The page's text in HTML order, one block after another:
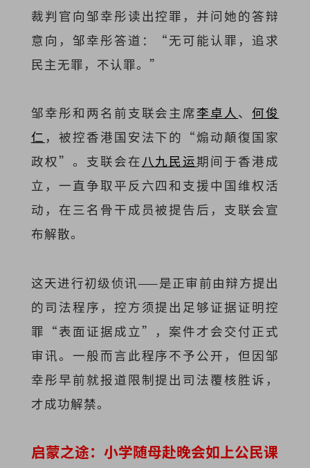
裁判官向邹幸彤读出控罪，并问她的答辩
意向，邹幸彤答道：“无可能认罪，追求
民主无罪，不认罪。”
邹幸彤和两名前支联会主席李卓人、何俊
仁 ，被控香港国安法下的“煽动顛復国家
政权”。支联会在八九民运期间于香港成
立，一直争取平反六四和支援中国维权活
动，在三名骨干成员被提告后，支联会宣
布解散。
这天进行初级侦讯——是正审前由辩方提出
的司法程序，控方须提出足够证据证明控
罪“表面证据成立”，案件才会交付正式
审讯。一般而言此程序不予公开，但因邹
幸彤早前就报道限制提出司法覆核胜诉，
才成功解禁。
启蒙之途：小学随母赴晚会如上公民课